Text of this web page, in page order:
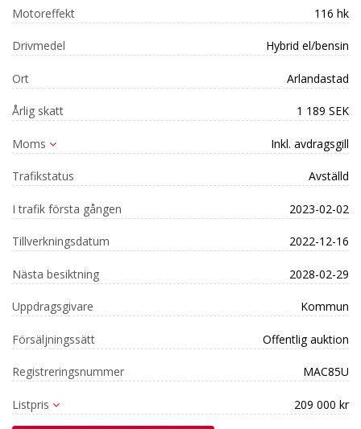
Motoreffekt 116 hk
Drivmedel Hybrid el/bensin
Ort Arlandastad
Årlig skatt 1 189 SEK
Moms Inkl. avdragsgill
Trafikstatus Avställd
I trafik första gången 2023-02-02
Tillverkningsdatum 2022-12-16
Nästa besiktning 2028-02-29
Uppdragsgivare Kommun
Försäljningssätt Offentlig auktion
Registreringsnummer MAC85U
Listpris 209 000 kr